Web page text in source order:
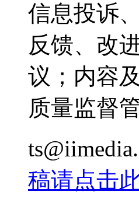
信息投诉
反馈、改
议；内容
质量监督
稿请点击